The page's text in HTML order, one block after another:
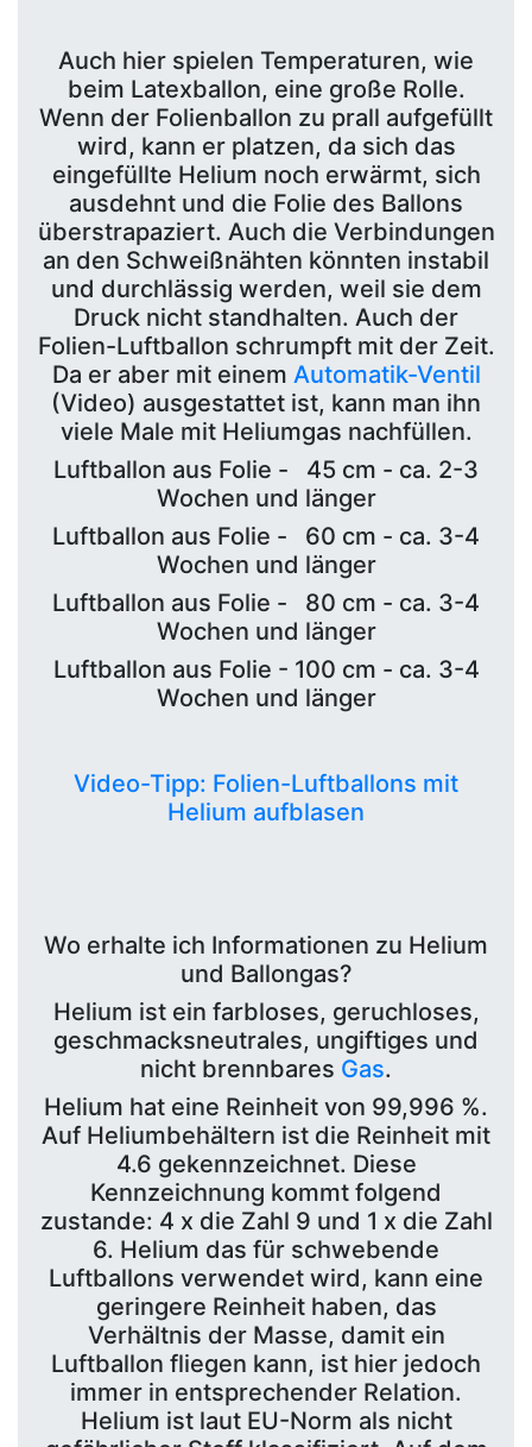
Auch hier spielen Temperaturen, wie
beim Latexballon, eine große Rolle.
Wenn der Folienballon zu prall aufgefüllt
wird, kann er platzen, da sich das
eingefüllte Helium noch erwärmt, sich
ausdehnt und die Folie des Ballons
überstrapaziert. Auch die Verbindungen
an den Schweißnähten könnten instabil
und durchlässig werden, weil sie dem
Druck nicht standhalten. Auch der
Folien-Luftballon schrumpft mit der Zeit.
Da er aber mit einem Automatik-Ventil
(Video) ausgestattet ist, kann man ihn
viele Male mit Heliumgas nachfüllen.
Luftballon aus Folie - 45 cm - ca. 2-3
Wochen und länger
Luftballon aus Folie - 60 cm - ca. 3-4
Wochen und länger
Luftballon aus Folie - 80 cm - ca. 3-4
Wochen und länger
Luftballon aus Folie - 100 cm - ca. 3-4
Wochen und länger
Video-Tipp: Folien-Luftballons mit
Helium aufblasen
Wo erhalte ich Informationen zu Helium
und Ballongas?
Helium ist ein farbloses, geruchloses,
geschmacksneutrales, ungiftiges und
nicht brennbares Gas.
Helium hat eine Reinheit von 99,996 %.
Auf Heliumbehältern ist die Reinheit mit
4.6 gekennzeichnet. Diese
Kennzeichnung kommt folgend
zustande: 4 x die Zahl 9 und 1 x die Zahl
6. Helium das für schwebende
Luftballons verwendet wird, kann eine
geringere Reinheit haben, das
Verhältnis der Masse, damit ein
Luftballon fliegen kann, ist hier jedoch
immer in entsprechender Relation.
Helium ist laut EU-Norm als nicht